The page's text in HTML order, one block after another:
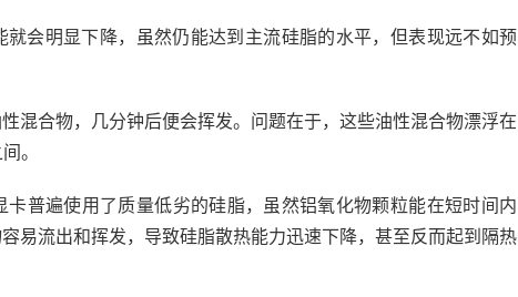
会明显下降，虽然仍能达到主流硅脂的水平，但表现远不如预
混合物，几分钟后便会挥发。问题在于，这些油性混合物漂浮在
。
普遍使用了质量低劣的硅脂，虽然铝氧化物颗粒能在短时间内
易流出和挥发，导致硅脂散热能力迅速下降，甚至反而起到隔热